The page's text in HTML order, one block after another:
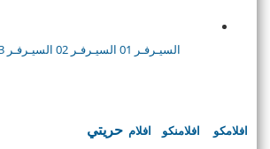
السيـرفـر 01 السيـرفـر 02 السيـرفـر 03
افلامكو افلامنكو افلام حريتي